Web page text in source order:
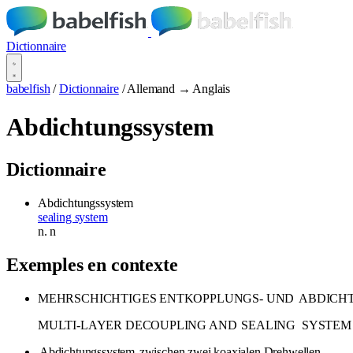
Dictionnaire
babelfish / Dictionnaire / Allemand → Anglais
Abdichtungssystem
Dictionnaire
Abdichtungssystem
sealing system
n.n
Exemples en contexte
MEHRSCHICHTIGES ENTKOPPLUNGS- UND
MULTI-LAYER DECOUPLING AND SEALING SYSTEM